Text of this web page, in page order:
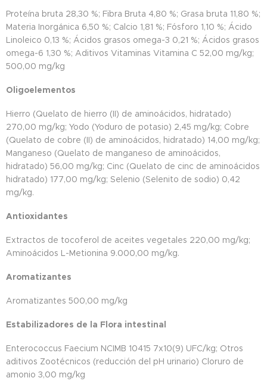
Proteína bruta 28,30 %; Fibra Bruta 4,80 %; Grasa bruta 11,80 %;
Materia Inorgánica 6,50 %; Calcio 1,81 %; Fósforo 1,10 %; Ácido
Linoleico 0,13 %; Ácidos grasos omega-3 0,21 %; Ácidos grasos
omega-6 1,30 %; Aditivos Vitaminas Vitamina C 52,00 mg/kg;
500,00 mg/kg
Oligoelementos
Hierro (Quelato de hierro (II) de aminoácidos, hidratado)
270,00 mg/kg; Yodo (Yoduro de potasio) 2,45 mg/kg; Cobre
(Quelato de cobre (II) de aminoácidos, hidratado) 14,00 mg/kg;
Manganeso (Quelato de manganeso de aminoácidos,
hidratado) 56,00 mg/kg; Cinc (Quelato de cinc de aminoácidos
hidratado) 177,00 mg/kg; Selenio (Selenito de sodio) 0,42
mg/kg.
Antioxidantes
Extractos de tocoferol de aceites vegetales 220,00 mg/kg;
Aminoácidos L-Metionina 9.000,00 mg/kg.
Aromatizantes
Aromatizantes 500,00 mg/kg
Estabilizadores de la Flora intestinal
Enterococcus Faecium NCIMB 10415 7x10(9) UFC/kg; Otros
aditivos Zootécnicos (reducción del pH urinario) Cloruro de
amonio 3,00 mg/kg